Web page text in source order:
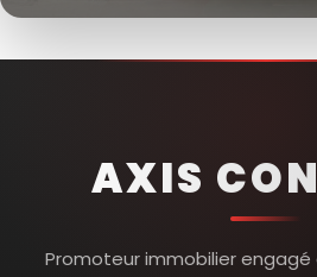
AXIS
Promoteur immobilier